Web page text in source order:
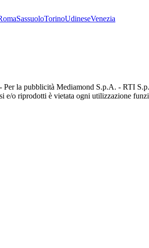
SassuoloTorinoUdineseVenezia
la pubblicità Mediamond S.p.A. - RTI
e/o riprodotti è vietata ogni utilizzazione